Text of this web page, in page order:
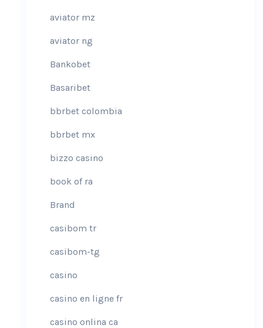
aviator mz
aviator ng
Bankobet
Basaribet
bbrbet colombia
bbrbet mx
bizzo casino
book of ra
Brand
casibom tr
casibom-tg
casino
casino en ligne fr
casino onlina ca